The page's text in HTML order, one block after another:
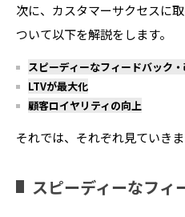
次に、カスタマーサクセスに
ついて以下を解説をします。
スピーディーなフィードバック
LTVが最大化
顧客ロイヤリティの向上
それでは、それぞれ見ていきま
スピーディーなフィ